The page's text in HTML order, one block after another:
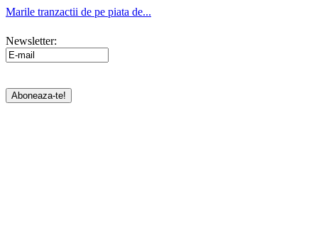
Marile tranzactii de pe piata de...
Newsletter: